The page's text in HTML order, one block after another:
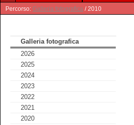
Percorso: Galleria fotografica / 2010
Galleria fotografica
2026
2025
2024
2023
2022
2021
2020